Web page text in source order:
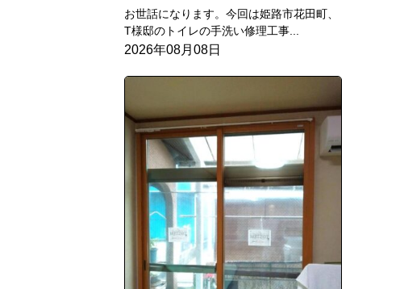
お世話になります。今回は姫路市花田町、
T様邸のトイレの手洗い修理工事...
2026年08月08日